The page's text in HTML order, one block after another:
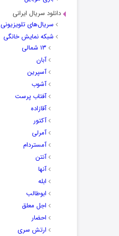
دانلود سریال ایرانی
سریال‌های تلویزیونی
شبکه نمایش خانگی
۱۳ شمالی
آبان
آسپرین
آشوب
آفتاب پرست
آقازاده
آکتور
آمرلی
آمستردام
آنتن
آنها
ابله
ابوطالب
اجل معلق
احضار
ارتش سری